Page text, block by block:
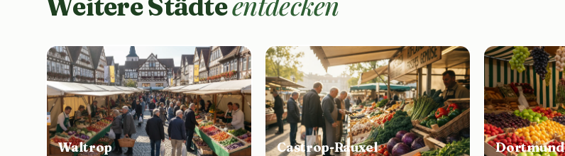
Weitere Städte
Waltrop Castrop-Rauxel Dortmund